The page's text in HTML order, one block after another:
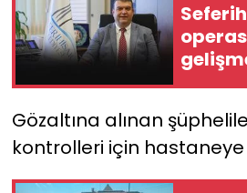
Gözaltına alınan
kontrolleri için hastaneye